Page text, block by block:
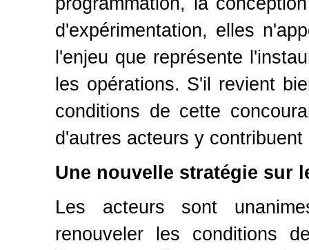
d'expérimentation, elles
l'enjeu que représente
les opérations. S'il revient
conditions de cette
d'autres acteurs y contribuent
Une nouvelle stratégie sur
Les acteurs sont
renouveler les conditions